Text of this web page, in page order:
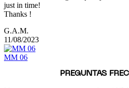
just in time!
Thanks !
G.A.M.
11/08/2023
MM 06
PREGUNTAS